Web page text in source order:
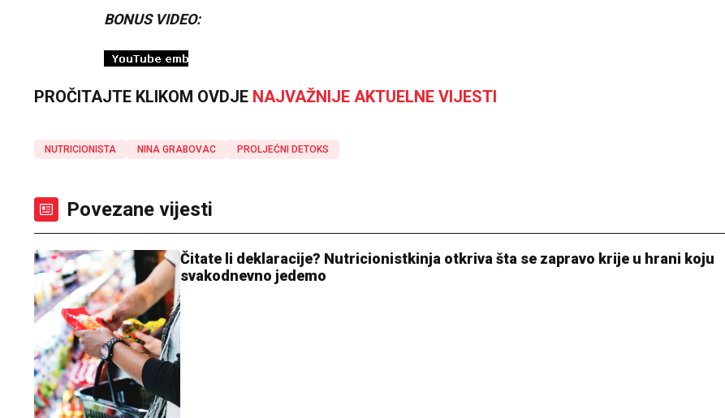
BONUS VIDEO:
PROČITAJTE KLIKOM OVDJE NAJVAŽNIJE AKTUELNE VIJESTI
NUTRICIONISTA NINA GRABOVAC PROLJEĆNI DETOKS
Povezane vijesti
Čitate li deklaracije? Nutricionistkinja otkriva šta se zapravo krije u hrani koju
svakodnevno jedemo